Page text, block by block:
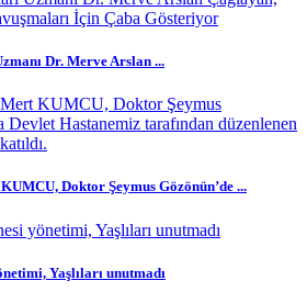
Dr. Merve Arslan ...
Doktor Şeymus Gözönün’de ...
Yaşlıları unutmadı